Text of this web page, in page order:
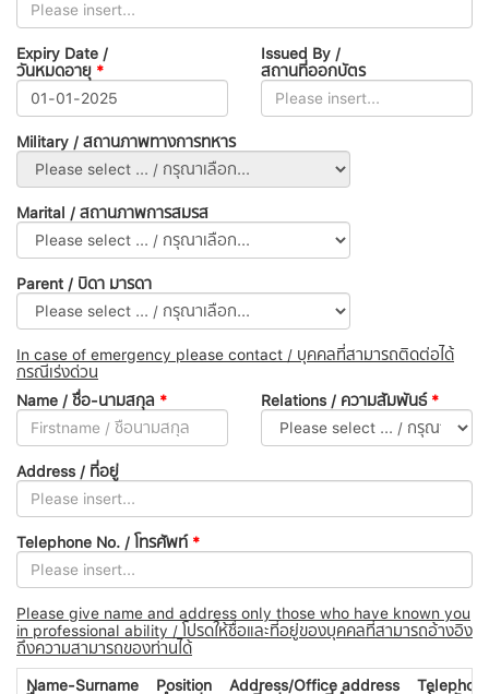
Expiry Date /
วันหมดอายุ *
Issued By /
สถานที่ออกบัตร
Military / สถานภาพทางการทหาร
Marital / สถานภาพการสมรส
Parent / บิดา มารดา
In case of emergency please contact / บุคคลที่สามารถติดต่อได้
กรณีเร่งด่วน
Name / ชื่อ-นามสกุล * Relations / ความสัมพันธ์ *
Address / ที่อยู่
Telephone No. / โทรศัพท์ *
Please give name and address only those who have known you
in professional ability / โปรดให้ชื่อและที่อยู่ของบุคคลที่สามารถอ้างอิง
ถึงความสามารถของท่านได้
Name-Surname
Position
Address/Office address